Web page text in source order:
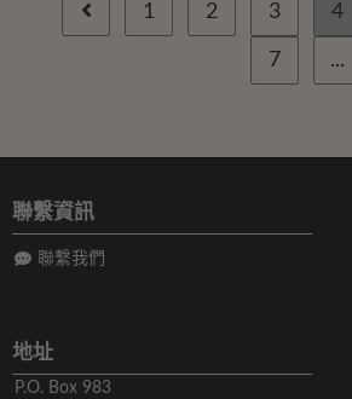
1 2 3 4
7 ...
聯繫資訊
聯繫我們
地址
P.O. Box 983